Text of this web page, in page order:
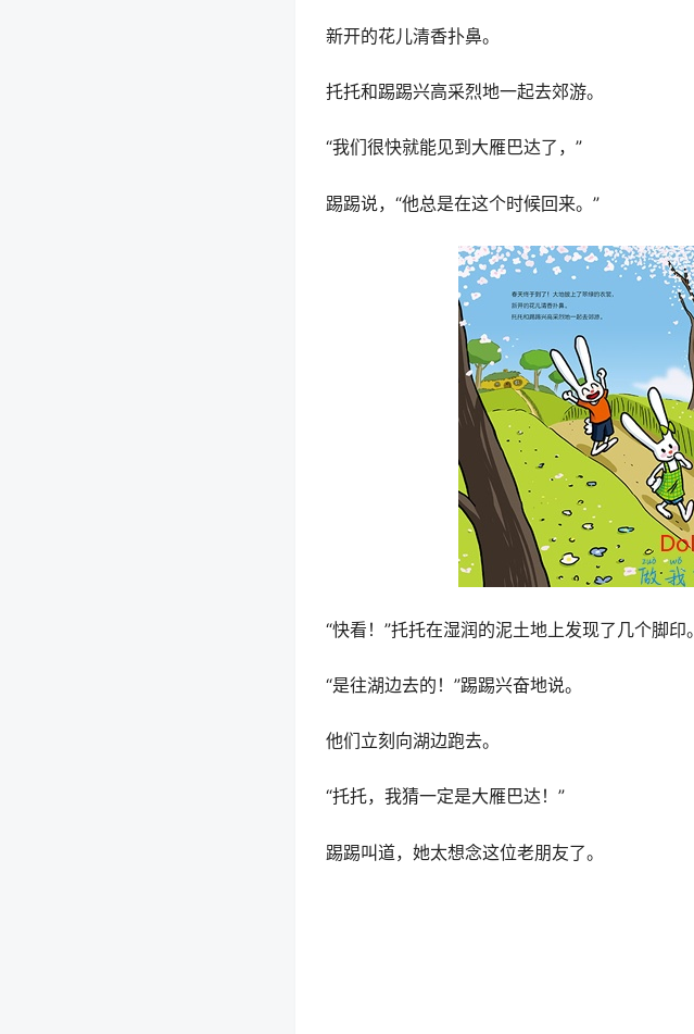
新开的花儿清香扑鼻。
托托和踢踢兴高采烈地一起去郊游。
“我们很快就能见到大雁巴达了，”
踢踢说，“他总是在这个时候回来。”
“快看！”托托在湿润的泥土地上发现了几个脚印。
“是往湖边去的！”踢踢兴奋地说。
他们立刻向湖边跑去。
“托托，我猜一定是大雁巴达！”
踢踢叫道，她太想念这位老朋友了。